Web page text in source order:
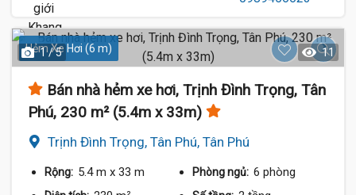
Hẻm Xe Hơi (6 m)
1 / 5 11
Bán nhà hẻm xe hơi, Trịnh Đình Trọng, Tân
Phú, 230 m² (5.4m x 33m)
Trịnh Đình Trọng, Tân Phú, Tân Phú
Rộng: 5.4 m x 33 m Phòng ngủ: 6 phòng